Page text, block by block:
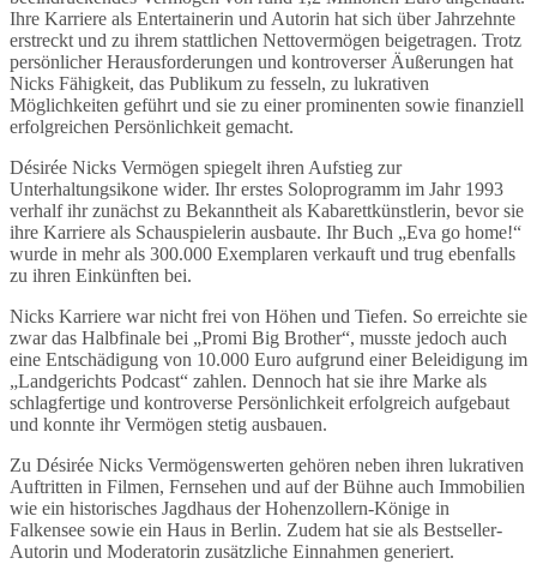
Ihre Karriere als Entertainerin und Autorin hat sich über Jahrzehnte
erstreckt und zu ihrem stattlichen Nettovermögen beigetragen. Trotz
persönlicher Herausforderungen und kontroverser Äußerungen hat
Nicks Fähigkeit, das Publikum zu fesseln, zu lukrativen
Möglichkeiten geführt und sie zu einer prominenten sowie finanziell
erfolgreichen Persönlichkeit gemacht.
Désirée Nicks Vermögen spiegelt ihren Aufstieg zur
Unterhaltungsikone wider. Ihr erstes Soloprogramm im Jahr 1993
verhalf ihr zunächst zu Bekanntheit als Kabarettkünstlerin, bevor sie
ihre Karriere als Schauspielerin ausbaute. Ihr Buch „Eva go home!“
wurde in mehr als 300.000 Exemplaren verkauft und trug ebenfalls
zu ihren Einkünften bei.
Nicks Karriere war nicht frei von Höhen und Tiefen. So erreichte sie
zwar das Halbfinale bei „Promi Big Brother“, musste jedoch auch
eine Entschädigung von 10.000 Euro aufgrund einer Beleidigung im
„Landgerichts Podcast“ zahlen. Dennoch hat sie ihre Marke als
schlagfertige und kontroverse Persönlichkeit erfolgreich aufgebaut
und konnte ihr Vermögen stetig ausbauen.
Zu Désirée Nicks Vermögenswerten gehören neben ihren lukrativen
Auftritten in Filmen, Fernsehen und auf der Bühne auch Immobilien
wie ein historisches Jagdhaus der Hohenzollern-Könige in
Falkensee sowie ein Haus in Berlin. Zudem hat sie als Bestseller-
Autorin und Moderatorin zusätzliche Einnahmen generiert.